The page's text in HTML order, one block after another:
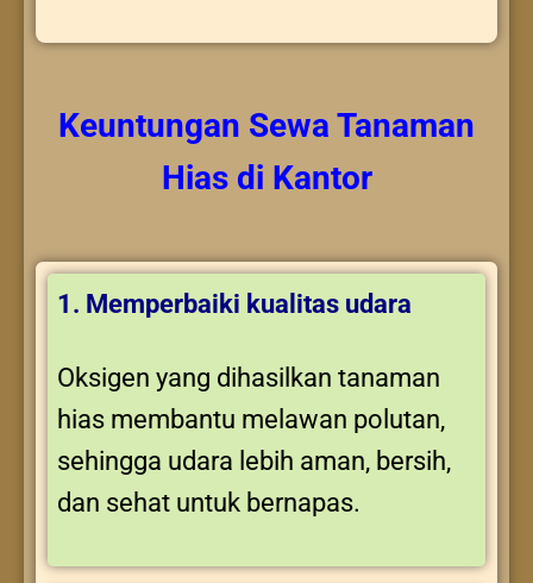
Keuntungan Sewa Tanaman
Hiasdi Kantor
1. Memperbaiki kualitas udara
Oksigen yang dihasilkan tanaman
hias membantu melawan polutan,
sehingga udara lebih aman, bersih,
dan sehat untuk bernapas.